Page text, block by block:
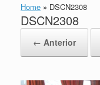
Home » DSCN2308
DSCN2308
← Anterior